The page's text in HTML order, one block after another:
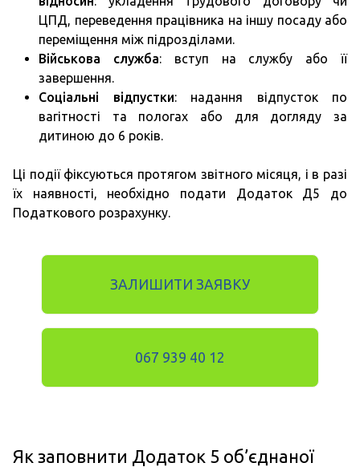
ЦПД, переведення працівника на іншу посаду або
переміщення між підрозділами.
Військова служба: вступ на службу або її
завершення.
Соціальні відпустки: надання відпусток по
вагітності та пологах або для догляду за
дитиною до 6 років.
Ці події фіксуються протягом звітного місяця, і в разі
їх наявності, необхідно подати Додаток Д5 до
Податкового розрахунку.
ЗАЛИШИТИ ЗАЯВКУ
067 939 40 12
Як заповнити Додаток 5 об’єднаної